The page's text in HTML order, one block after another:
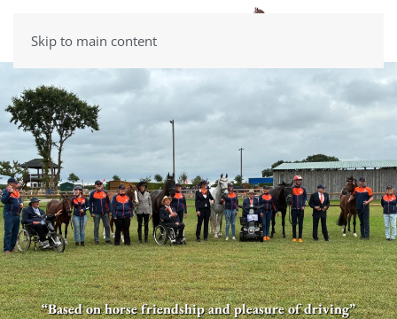
Skip to main content
“Based on horse friendship and pleasure of driving”